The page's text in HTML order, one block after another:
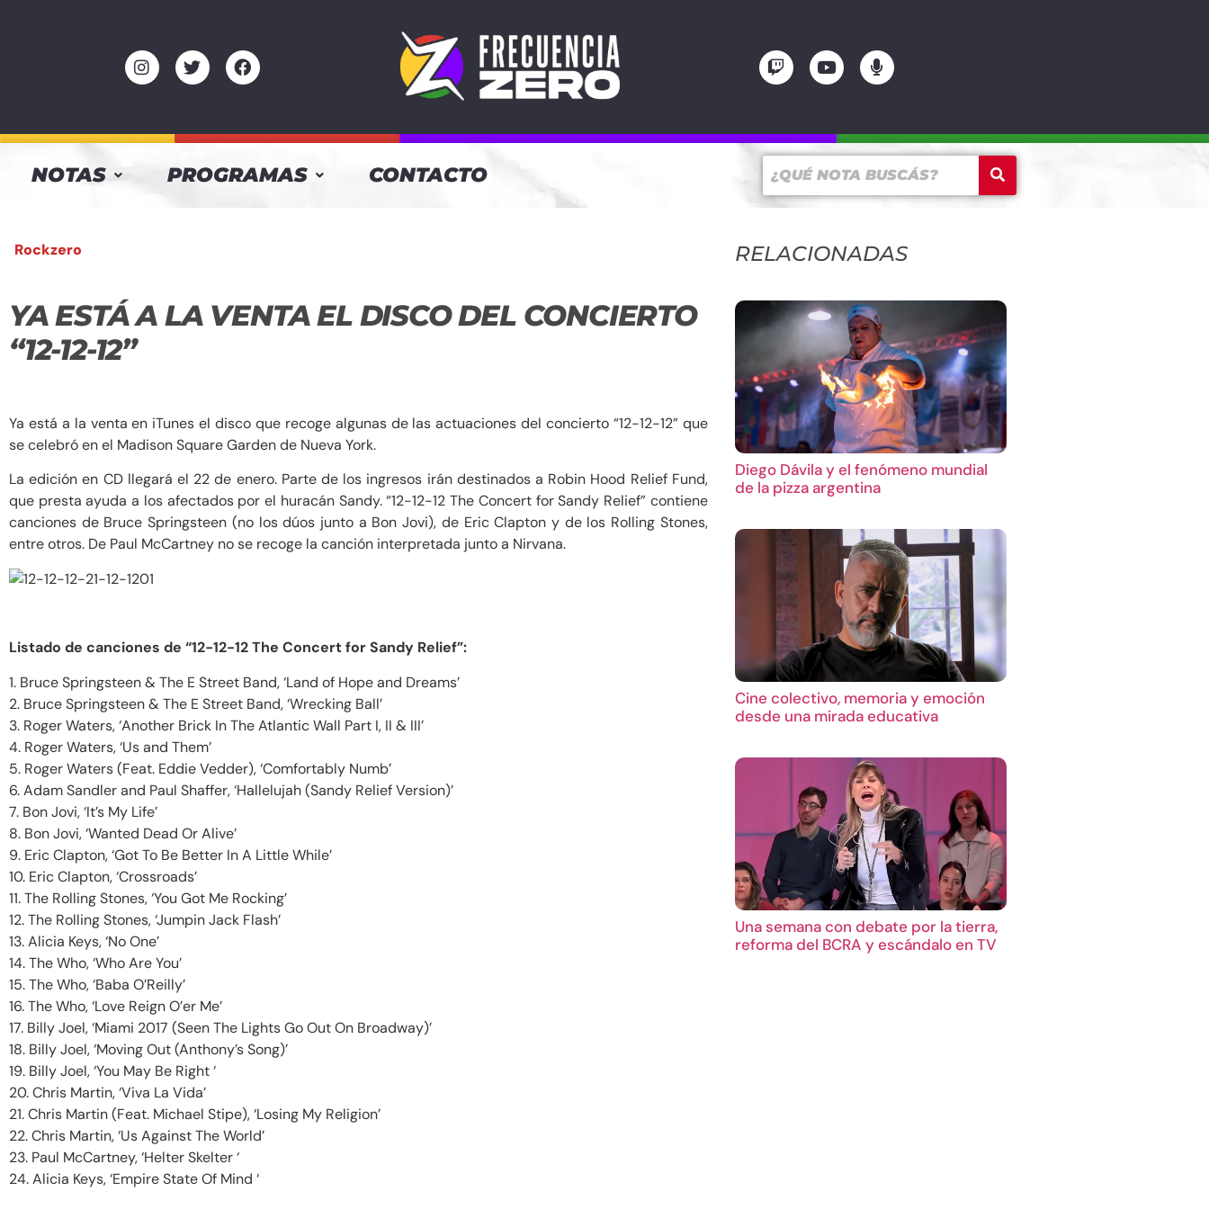
NOTAS PROGRAMAS CONTACTO
Rockzero
YA ESTÁ A LA VENTA EL DISCO DEL CONCIERTO
“12-12-12”
Ya está a la venta en iTunes el disco que recoge algunas de las actuaciones del concierto “12-12-12” que
se celebró en el Madison Square Garden de Nueva York.
La edición en CD llegará el 22 de enero. Parte de los ingresos irán destinados a Robin Hood Relief Fund,
que presta ayuda a los afectados por el huracán Sandy. “12-12-12 The Concert for Sandy Relief” contiene
canciones de Bruce Springsteen (no los dúos junto a Bon Jovi), de Eric Clapton y de los Rolling Stones,
entre otros. De Paul McCartney no se recoge la canción interpretada junto a Nirvana.
Listado de canciones de “12-12-12 The Concert for Sandy Relief”:
1. Bruce Springsteen & The E Street Band, ‘Land of Hope and Dreams’
2. Bruce Springsteen & The E Street Band, ‘Wrecking Ball’
3. Roger Waters, ‘Another Brick In The Atlantic Wall Part I, II & III’
4. Roger Waters, ‘Us and Them’
5. Roger Waters (Feat. Eddie Vedder), ‘Comfortably Numb’
6. Adam Sandler and Paul Shaffer, ‘Hallelujah (Sandy Relief Version)’
7. Bon Jovi, ‘It’s My Life’
8. Bon Jovi, ‘Wanted Dead Or Alive’
9. Eric Clapton, ‘Got To Be Better In A Little While’
10. Eric Clapton, ‘Crossroads’
11. The Rolling Stones, ‘You Got Me Rocking’
12. The Rolling Stones, ‘Jumpin Jack Flash’
13. Alicia Keys, ‘No One’
14. The Who, ‘Who Are You’
15. The Who, ‘Baba O’Reilly’
16. The Who, ‘Love Reign O’er Me’
17. Billy Joel, ‘Miami 2017 (Seen The Lights Go Out On Broadway)’
18. Billy Joel, ‘Moving Out (Anthony’s Song)’
19. Billy Joel, ‘You May Be Right ‘
20. Chris Martin, ‘Viva La Vida’
21. Chris Martin (Feat. Michael Stipe), ‘Losing My Religion’
22. Chris Martin, ‘Us Against The World’
23. Paul McCartney, ‘Helter Skelter ‘
24. Alicia Keys, ‘Empire State Of Mind ‘
RELACIONADAS
Diego Dávila y el fenómeno mundial
de la pizza argentina
Cine colectivo, memoria y emoción
desde una mirada educativa
Una semana con debate por la tierra,
reforma del BCRA y escándalo en TV